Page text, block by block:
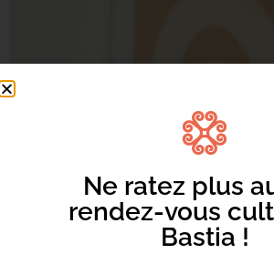
Ne ratez plus
rendez-vous
Bastia !